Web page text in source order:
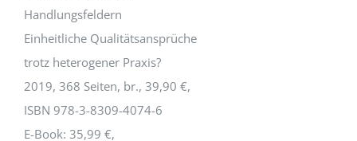
Handlungsfeldern
Einheitliche Qualitätsansprüche
trotz heterogener Praxis?
2019, 368 Seiten, br., 39,90 €,
ISBN 978-3-8309-4074-6
E-Book: 35,99 €,